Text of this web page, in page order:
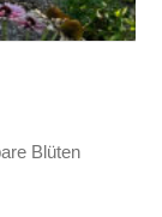
Blüten